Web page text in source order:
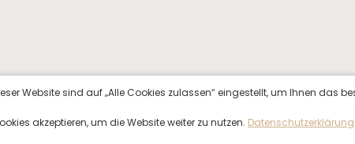
Website sind auf „Alle Cookies zulassen“ eingestellt, um Ihnen das
akzeptieren, um die Website weiter zu nutzen. Datenschutzerklärung